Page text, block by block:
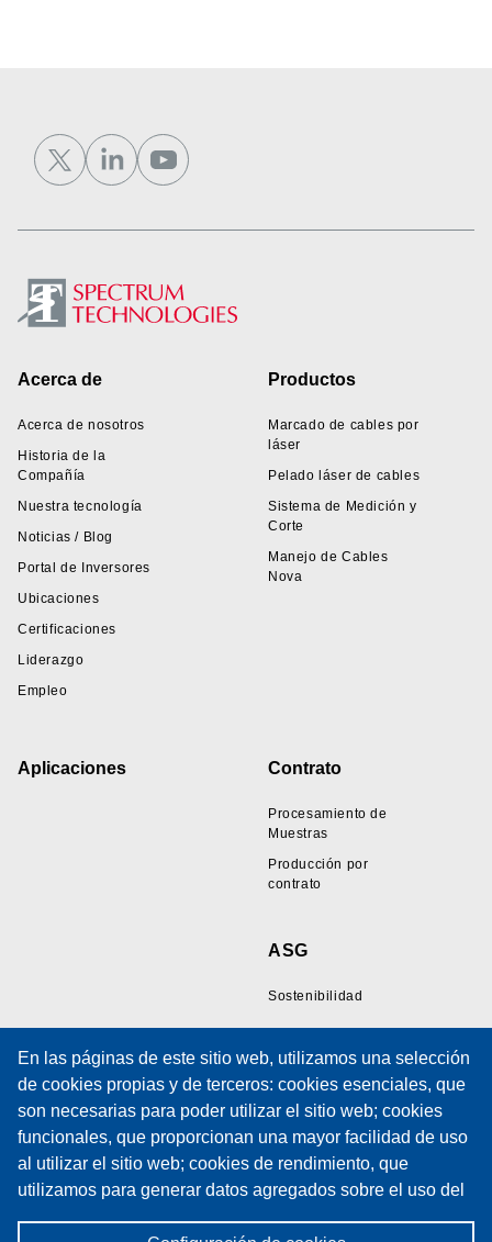
En las páginas de este sitio web, utilizamos una selección
de cookies propias y de terceros: cookies esenciales, que
son necesarias para poder utilizar el sitio web; cookies
funcionales, que proporcionan una mayor facilidad de uso
al utilizar el sitio web; cookies de rendimiento, que
utilizamos para generar datos agregados sobre el uso del
Footer
Acerca de
Acerca de nosotros
Historia de la
Compañía
Nuestra tecnología
Noticias / Blog
Portal de Inversores
Ubicaciones
Certificaciones
Liderazgo
Empleo
Productos
Marcado de cables por
láser
Pelado láser de cables
Sistema de Medición y
Corte
Manejo de Cables
Nova
Aplicaciones Contrato
Procesamiento de
Muestras
Producción por
contrato
ASG
Sostenibilidad
Recursos
Galería de Muestras
de Cables
Artículos Técnicos
Políticas
Soporte
Soporte Técnico
Formación
Formulario de solicitud
de servicio